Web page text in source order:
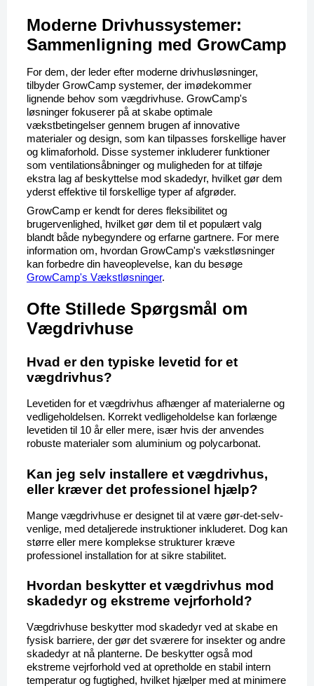
Moderne Drivhussystemer:
Sammenligning med GrowCamp
For dem, der leder efter moderne drivhusløsninger,
tilbyder GrowCamp systemer, der imødekommer
lignende behov som vægdrivhuse. GrowCamp's
løsninger fokuserer på at skabe optimale
vækstbetingelser gennem brugen af innovative
materialer og design, som kan tilpasses forskellige haver
og klimaforhold. Disse systemer inkluderer funktioner
som ventilationsåbninger og muligheden for at tilføje
ekstra lag af beskyttelse mod skadedyr, hvilket gør dem
yderst effektive til forskellige typer af afgrøder.
GrowCamp er kendt for deres fleksibilitet og
brugervenlighed, hvilket gør dem til et populært valg
blandt både nybegyndere og erfarne gartnere. For mere
information om, hvordan GrowCamp's vækstløsninger
GrowCamp's Vækstløsninger.
Ofte Stillede Spørgsmål om
Vægdrivhuse
Hvad er den typiske levetid for et
vægdrivhus?
Levetiden for et vægdrivhus afhænger af materialerne og
vedligeholdelsen. Korrekt vedligeholdelse kan forlænge
levetiden til 10 år eller mere, især hvis der anvendes
robuste materialer som aluminium og polycarbonat.
Kan jeg selv installere et vægdrivhus,
eller kræver det professionel hjælp?
Mange vægdrivhuse er designet til at være gør-det-selv-
venlige, med detaljerede instruktioner inkluderet. Dog kan
større eller mere komplekse strukturer kræve
professionel installation for at sikre stabilitet.
Hvordan beskytter et vægdrivhus mod
skadedyr og ekstreme vejrforhold?
Vægdrivhuse beskytter mod skadedyr ved at skabe en
fysisk barriere, der gør det sværere for insekter og andre
skadedyr at nå planterne. De beskytter også mod
ekstreme vejrforhold ved at opretholde en stabil intern
temperatur og fugtighed, hvilket hjælper med at minimere